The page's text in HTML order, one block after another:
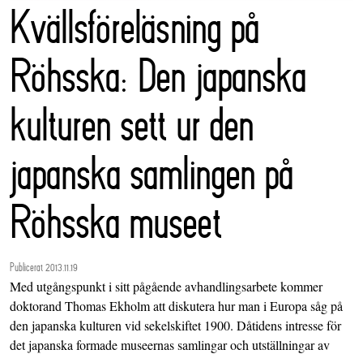
Kvällsföreläsning på
Röhsska: Den japanska
kulturen sett ur den
japanska samlingen på
Röhsska museet
Publicerat 2013.11.19
Med utgångspunkt i sitt pågående avhandlingsarbete kommer
doktorand Thomas Ekholm att diskutera hur man i Europa såg på
den japanska kulturen vid sekelskiftet 1900. Dåtidens intresse för
det japanska formade museernas samlingar och utställningar av